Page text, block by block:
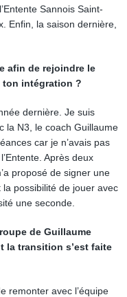
Sannois Saint-
Enfin, la saison dernière,
afin de rejoindre le
ton intégration ?
dernière. Je suis
la N3, le coach Guillaume
car je n’avais pas
Après deux
proposé de signer une
la possibilité de jouer avec
une seconde.
de Guillaume
la transition s’est faite
remonter avec l’équipe